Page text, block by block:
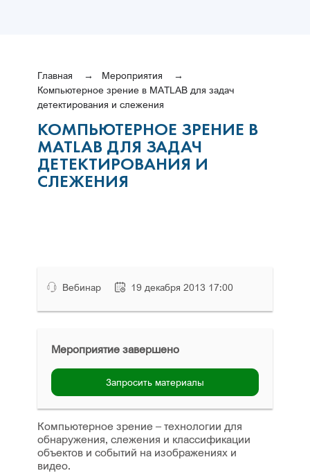
Главная
Мероприятия
Компьютерное зрение в MATLAB для задач
детектирования и слежения
КОМПЬЮТЕРНОЕ ЗРЕНИЕ В
MATLAB ДЛЯ ЗАДАЧ
ДЕТЕКТИРОВАНИЯ И
СЛЕЖЕНИЯ
Вебинар 19 декабря 2013 17:00
Мероприятие завершено
Запросить материалы
Компьютерное зрение – технологии для
обнаружения, слежения и классификации
объектов и событий на изображениях и
видео.